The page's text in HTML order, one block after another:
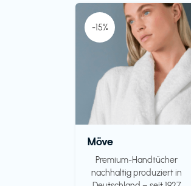
-15%
Möve
Premium-Handtücher
nachhaltig produziert in